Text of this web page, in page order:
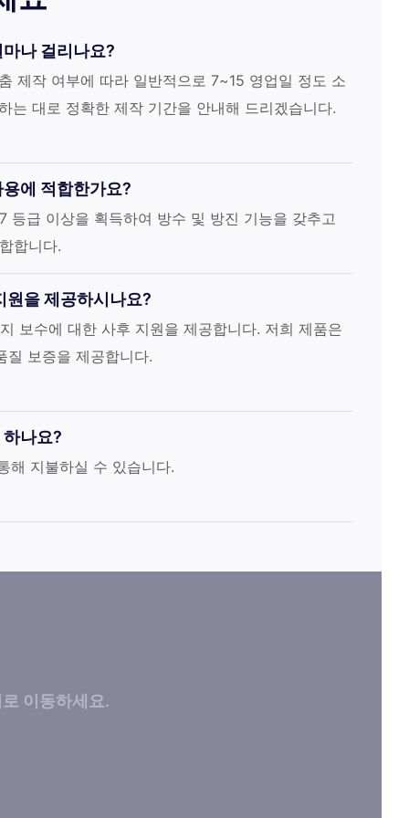
나 걸리나요?
제작 여부에 따라 일반적으로 7~15 영업일 정도 소
는 대로 정확한 제작 기간을 안내해 드리겠습니다.
에 적합한가요?
등급 이상을 획득하여 방수 및 방진 기능을 갖추고
합니다.
원을 제공하시나요?
보수에 대한 사후 지원을 제공합니다. 저희 제품은
질 보증을 제공합니다.
나요?
해 지불하실 수 있습니다.
이동하세요.